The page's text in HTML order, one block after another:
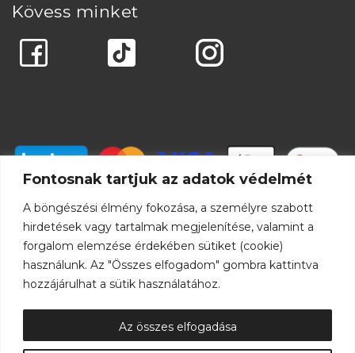
Fontosnak tartjuk az adatok védelmét
A böngészési élmény fokozása, a személyre szabott
hirdetések vagy tartalmak megjelenítése, valamint a
forgalom elemzése érdekében sütiket (cookie)
használunk. Az "Összes elfogadom" gombra kattintva
hozzájárulhat a sütik használatához.
Az összes elfogadása
Kövess minket